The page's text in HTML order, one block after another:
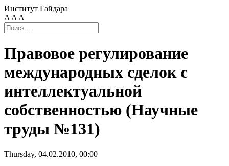
Институт Гайдара
A A A
Правовое регулирование
международных сделок с
интеллектуальной
собственностью (Научные
труды №131)
Thursday, 04.02.2010, 00:00